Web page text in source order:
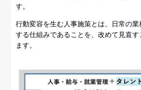
す。
行動変容を生む人事施策とは、日常の
する仕組みであることを、改めて見直
ます。